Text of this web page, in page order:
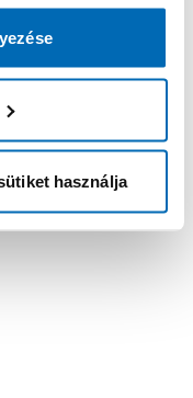
használja